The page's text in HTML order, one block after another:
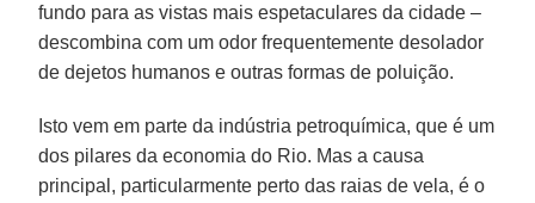
fundo para as vistas mais espetaculares da cidade –
descombina com um odor frequentemente desolador
de dejetos humanos e outras formas de poluição.
Isto vem em parte da indústria petroquímica, que é um
dos pilares da economia do Rio. Mas a causa
principal, particularmente perto das raias de vela, é o